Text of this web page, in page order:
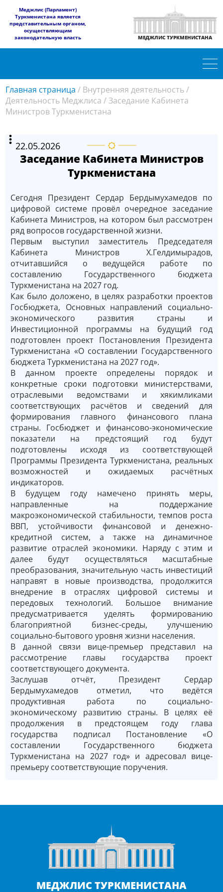
​Меджлис (Парламент)
Туркменистана является
представительным органом,
осуществляющим
законодательную власть
МЕДЖЛИС ТУРКМЕНИСТАНА
Главная страница / Внутренняя деятельность/
Деятельность Меджлиса / Заседание Кабинета
Министров Туркменистана
22.05.2026
Заседание Кабинета Министров
Туркменистана
Сегодня Президент Сердар Бердымухамедов по
цифровой системе провёл очередное заседание
Кабинета Министров, на котором был рассмотрен
ряд вопросов государственной жизни.
Первым выступил заместитель Председателя
Кабинета Министров Х.Гелдимырадов,
отчитавшийся о ведущейся работе по
составлению Государственного бюджета
Туркменистана на 2027 год.
Как было доложено, в целях разработки проектов
Госбюджета, Основных направлений социально-
экономического развития страны и
Инвестиционной программы на будущий год
подготовлен проект Постановления Президента
Туркменистана «О составлении Государственного
бюджета Туркменистана на 2027 год».
В данном проекте определены порядок и
конкретные сроки подготовки министерствами,
отраслевыми ведомствами и хякимликами
соответствующих расчётов и сведений для
формирования главного финансового плана
страны. Госбюджет и финансово-экономические
показатели на предстоящий год будут
подготовлены исходя из соответствующей
Программы Президента Туркменистана, реальных
возможностей и ожидаемых расчётных
индикаторов.
В будущем году намечено принять меры,
направленные на поддержание
макроэкономической стабильности, темпов роста
ВВП, устойчивости финансовой и денежно-
кредитной систем, а также на динамичное
развитие отраслей экономики. Наряду с этим и
далее будут осуществляться масштабные
преобразования, значительную часть инвестиций
направят в новые производства, продолжится
внедрение в отраслях цифровой системы и
передовых технологий. Большое внимание
предусматривается уделять формированию
благоприятной бизнес-среды, улучшению
социально-бытового уровня жизни населения.
В данной связи вице-премьер представил на
рассмотрение главы государства проект
соответствующего документа.
Заслушав отчёт, Президент Сердар
Бердымухамедов отметил, что ведётся
продуктивная работа по социально-
экономическому развитию страны. В целях её
продолжения в предстоящем году глава
государства подписал Постановление «О
составлении Государственного бюджета
Туркменистана на 2027 год» и адресовал вице-
премьеру соответствующие поручения.
МЕДЖЛИС ТУРКМЕНИСТАНА